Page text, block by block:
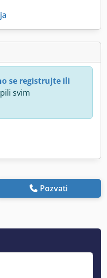
se registrujte ili
svim
Pozvati